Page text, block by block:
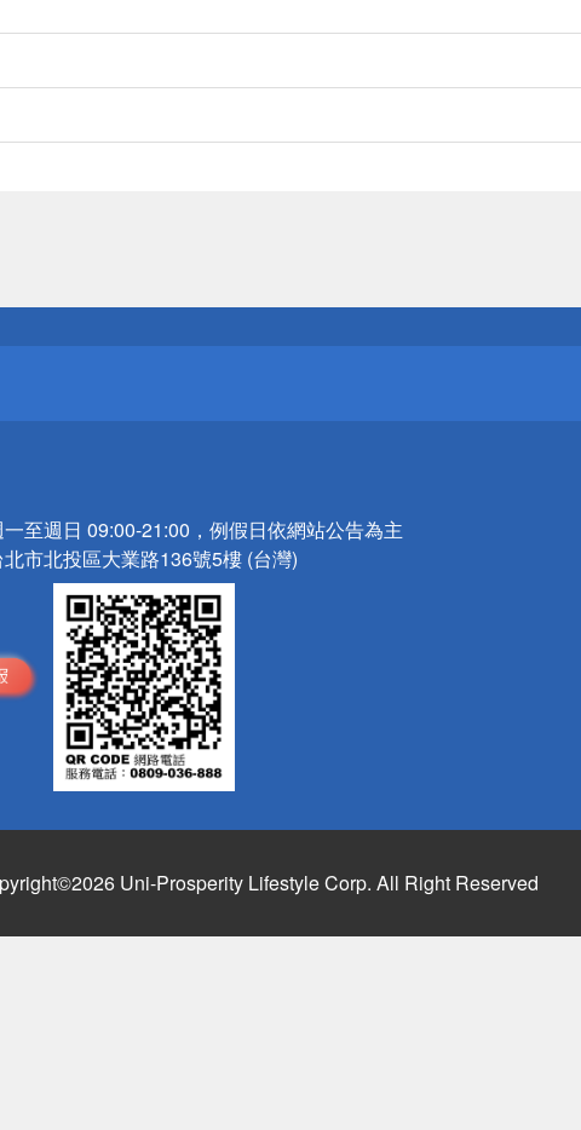
至週日 09:00-21:00，例假日依網站公告為主
北市北投區大業路136號5樓 (台灣)
Uni-Prosperity Lifestyle Corp. All Right Reserved